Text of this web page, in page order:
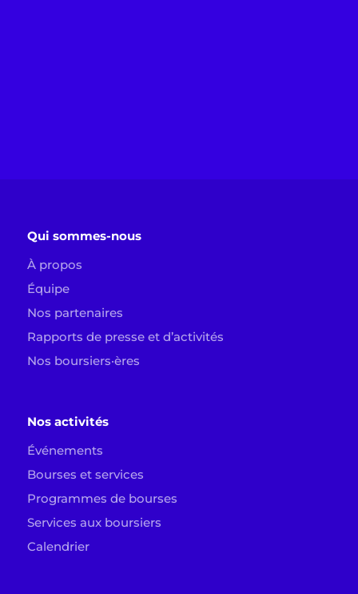
Qui sommes-nous
À propos
Équipe
Nos partenaires
Rapports de presse et d’activités
Nos boursiers·ères
Nos activités
Événements
Bourses et services
Programmes de bourses
Services aux boursiers
Calendrier